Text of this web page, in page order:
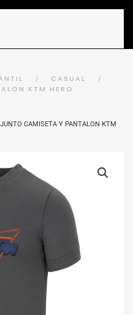
CASUAL
KTM HERO
CAMISETA Y PANTALON KTM